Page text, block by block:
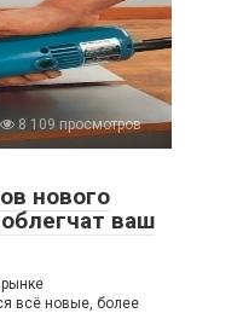
8 109 просмотров
нового
ваш
рынке
всё новые, более